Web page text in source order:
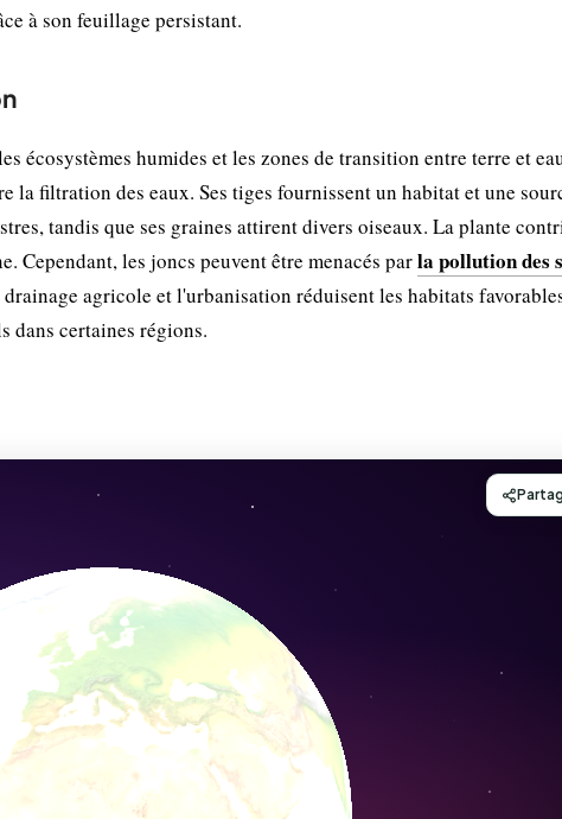
à son feuillage persistant.
écosystèmes humides et les zones de transition entre terre et
la filtration des eaux. Ses tiges fournissent un habitat et une
tandis que ses graines attirent divers oiseaux. La plante
Cependant, les joncs peuvent être menacés parla pollution des
agricole et l'urbanisation réduisent les habitats
dans certaines régions.